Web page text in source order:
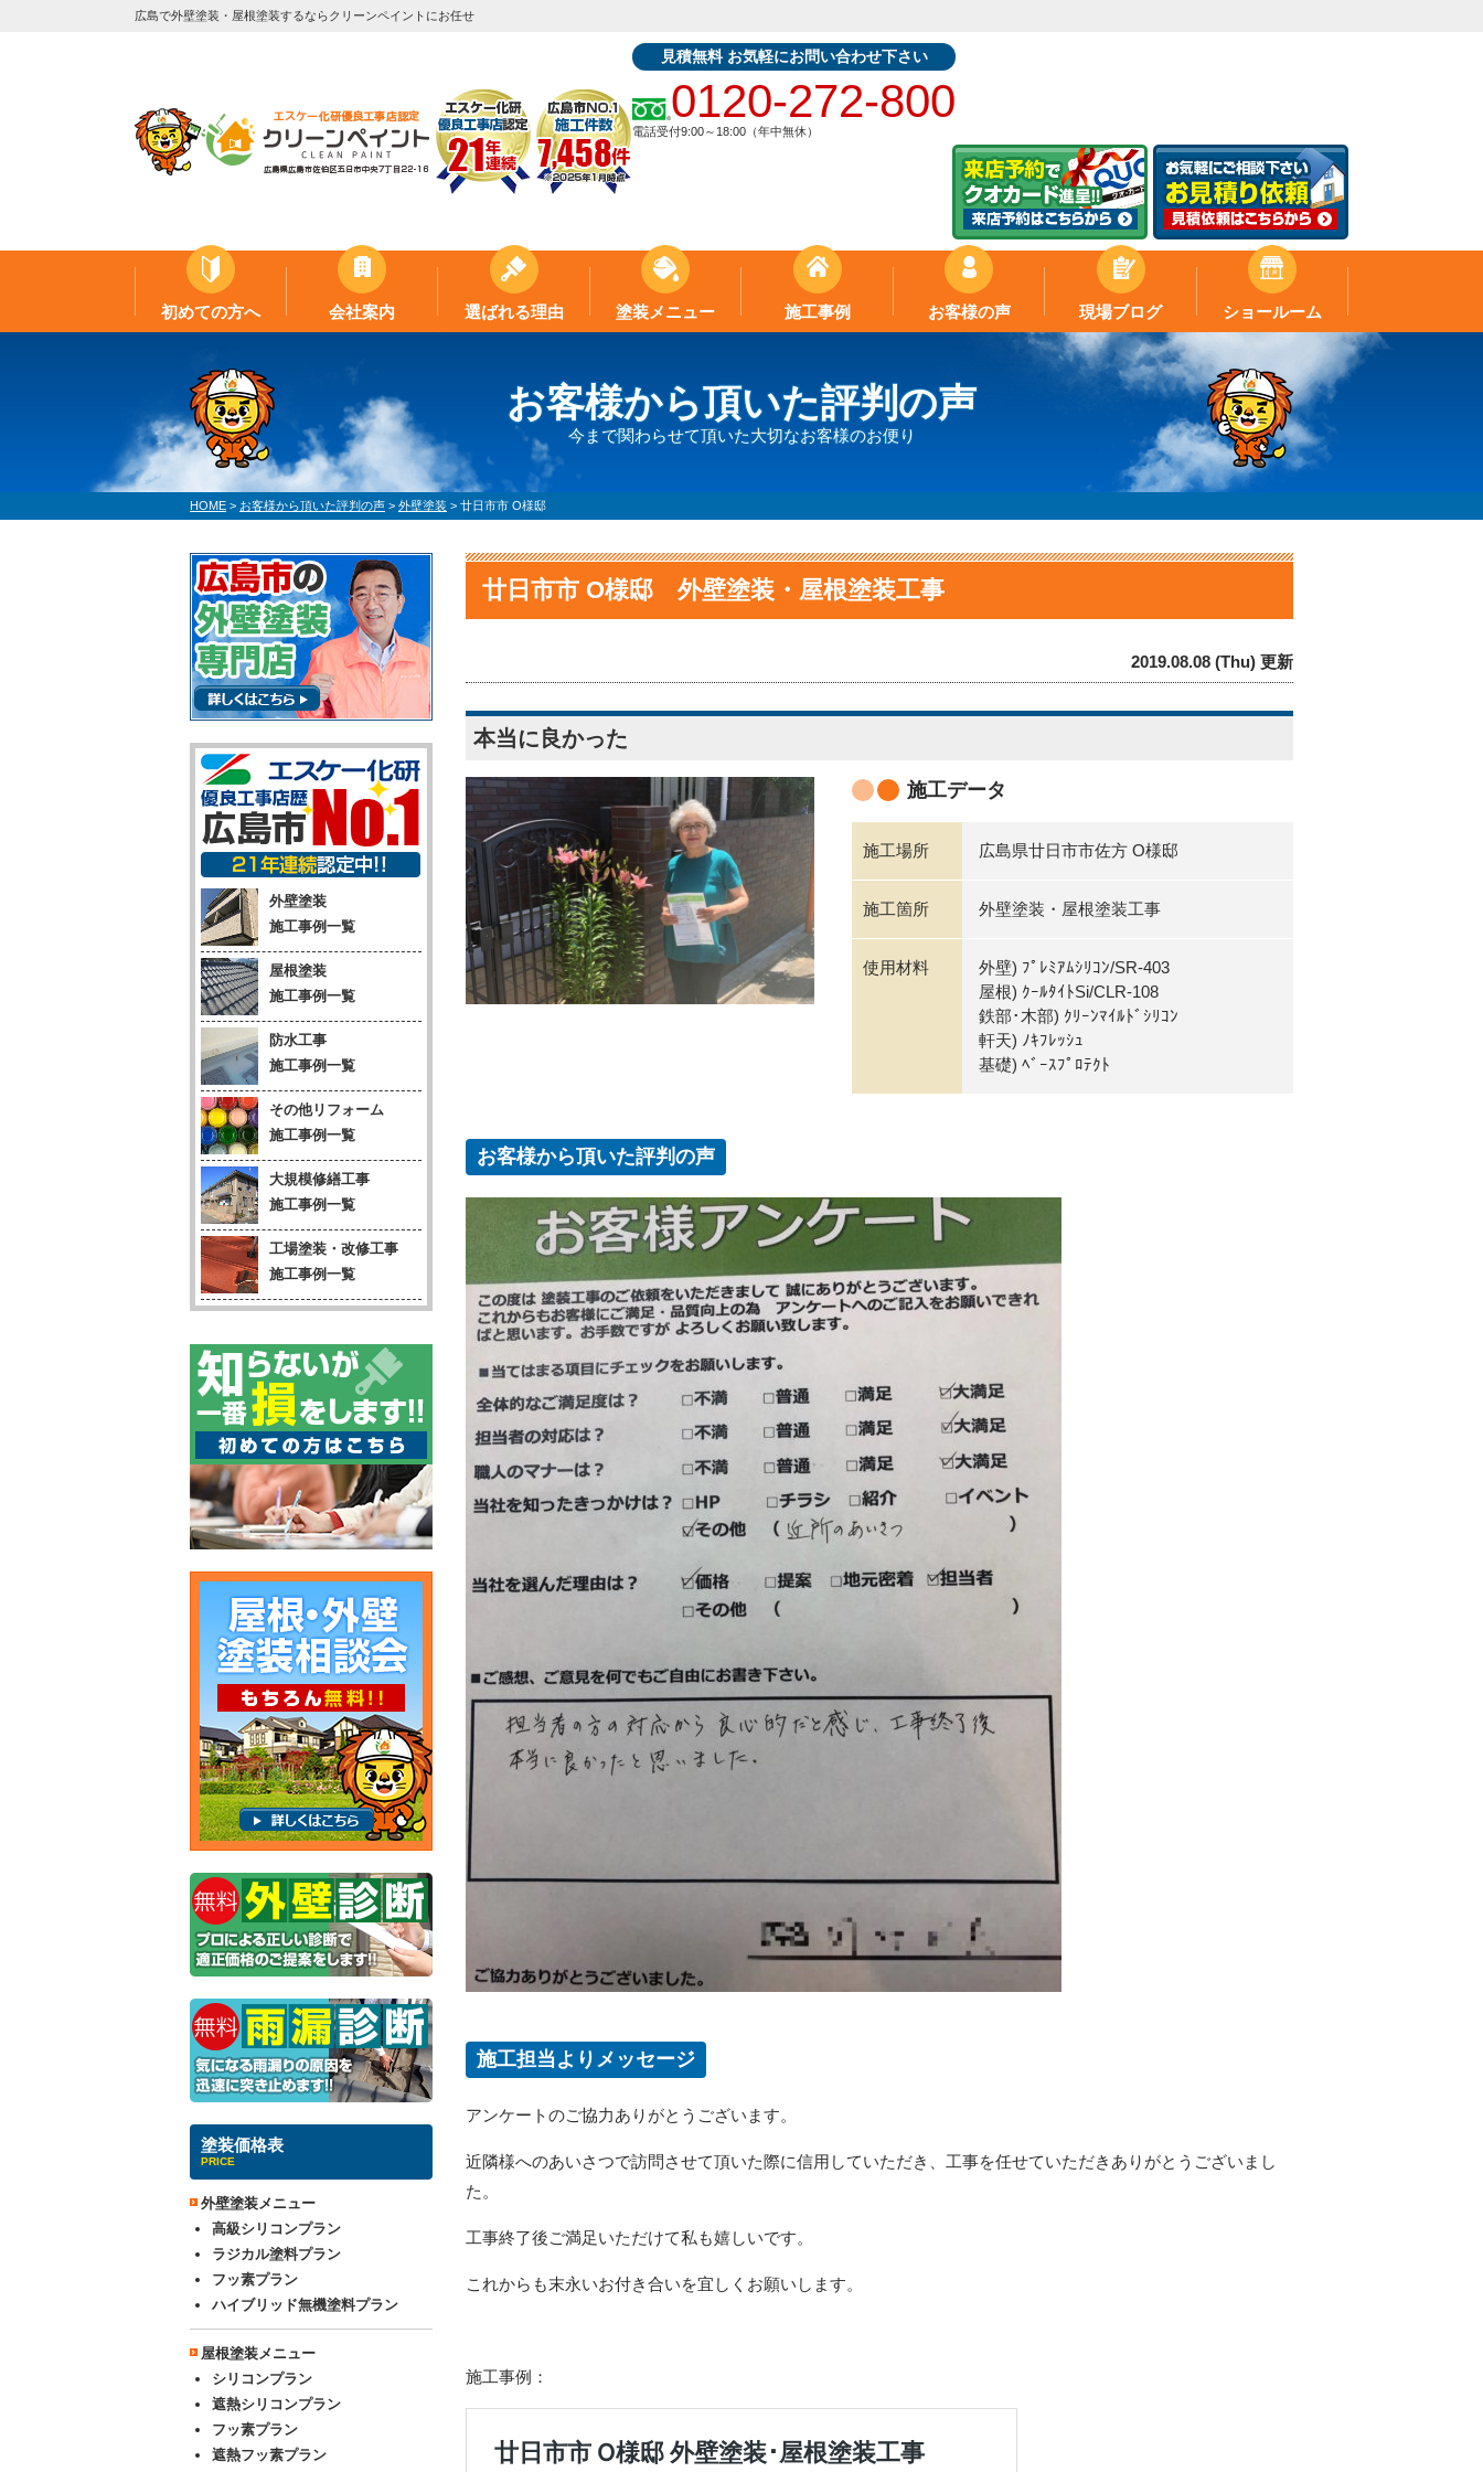
広島で外壁塗装・屋根塗装するならクリーンペイントにお任せ
見積無料 お気軽にお問い合わせ下さい
0120-272-800
電話受付9:00～18:00（年中無休）
初めての方へ 会社案内 選ばれる理由 塗装メニュー 施工事例 お客様の声 現場ブログ ショールーム
お客様から頂いた評判の声
今まで関わらせて頂いた大切なお客様のお便り
HOME > お客様から頂いた評判の声 > 外壁塗装 > 廿日市市 O様邸
廿日市市 O様邸 外壁塗装・屋根塗装工事
2019.08.08 (Thu) 更新
本当に良かった
施工データ
施工場所 広島県廿日市市佐方 O様邸
施工箇所 外壁塗装・屋根塗装工事
使用材料
外壁) ﾌﾟﾚﾐｱﾑｼﾘｺﾝ/SR-403
屋根) ｸｰﾙﾀｲﾄSi/CLR-108
鉄部･木部) ｸﾘｰﾝﾏｲﾙﾄﾞｼﾘｺﾝ
軒天) ﾉｷﾌﾚｯｼｭ
基礎) ﾍﾞｰｽﾌﾟﾛﾃｸﾄ
お客様から頂いた評判の声
施工担当よりメッセージ
アンケートのご協力ありがとうございます。
近隣様へのあいさつで訪問させて頂いた際に信用していただき、工事を任せていただきありがとうございまし
た。
工事終了後ご満足いただけて私も嬉しいです。
これからも末永いお付き合いを宜しくお願いします。
施工事例：
外壁塗装
施工事例一覧
屋根塗装
施工事例一覧
防水工事
施工事例一覧
その他リフォーム
施工事例一覧
大規模修繕工事
施工事例一覧
工場塗装・改修工事
施工事例一覧
塗装価格表
PRICE
外壁塗装メニュー
高級シリコンプラン
ラジカル塗料プラン
フッ素プラン
ハイブリッド無機塗料プラン
屋根塗装メニュー
シリコンプラン
遮熱シリコンプラン
フッ素プラン
遮熱フッ素プラン